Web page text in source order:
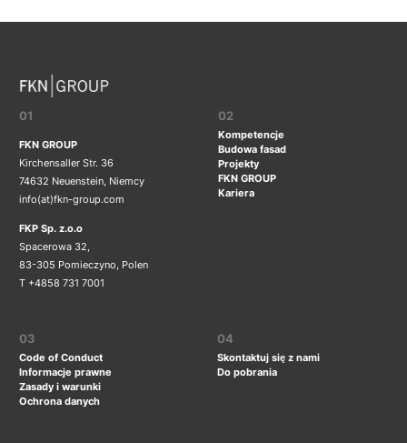
01
FKN GROUP
Kirchensaller Str. 36
74632 Neuenstein, Niemcy
info(at)fkn-group.com
FKP Sp. z.o.o
Spacerowa 32,
83-305 Pomieczyno, Polen
T +4858 731 7001
02
Kompetencje
Budowa fasad
Projekty
FKN GROUP
Kariera
03
Code of Conduct
Informacje prawne
Zasady i warunki
Ochrona danych
04
Skontaktuj się z nami
Do pobrania